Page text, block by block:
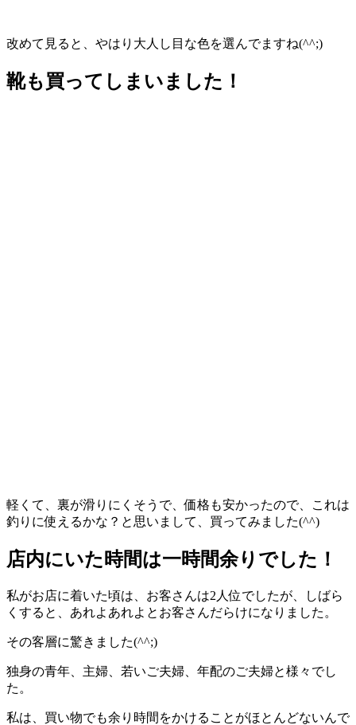
改めて見ると、やはり大人し目な色を選んでますね(^^;)
靴も買ってしまいました！
軽くて、裏が滑りにくそうで、価格も安かったので、これは
釣りに使えるかな？と思いまして、買ってみました(^^)
店内にいた時間は一時間余りでした！
私がお店に着いた頃は、お客さんは2人位でしたが、しばら
くすると、あれよあれよとお客さんだらけになりました。
その客層に驚きました(^^;)
独身の青年、主婦、若いご夫婦、年配のご夫婦と様々でし
た。
私は、買い物でも余り時間をかけることがほとんどないんで